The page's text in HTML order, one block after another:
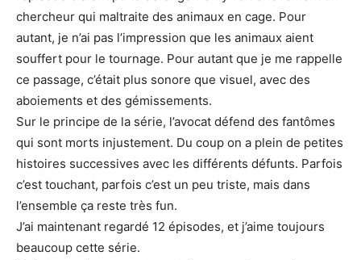
chercheur qui maltraite des animaux en cage. Pour
autant, je n’ai pas l’impression que les animaux aient
souffert pour le tournage. Pour autant que je me rappelle
ce passage, c’était plus sonore que visuel, avec des
aboiements et des gémissements.
Sur le principe de la série, l’avocat défend des fantômes
qui sont morts injustement. Du coup on a plein de petites
histoires successives avec les différents défunts. Parfois
c’est touchant, parfois c’est un peu triste, mais dans
l’ensemble ça reste très fun.
J’ai maintenant regardé 12 épisodes, et j’aime toujours
beaucoup cette série.